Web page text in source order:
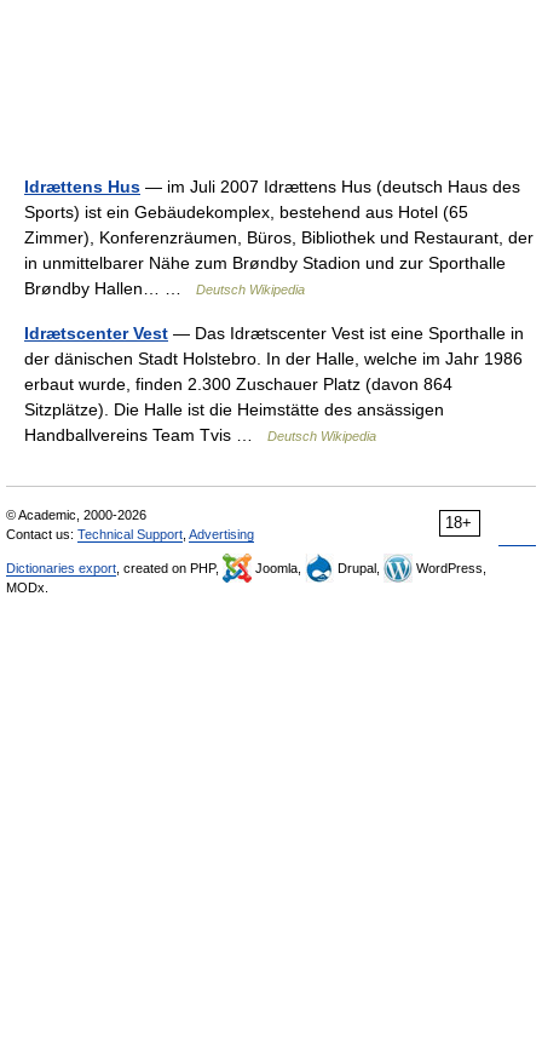
Idrættens Hus — im Juli 2007 Idrættens Hus (deutsch Haus des
Sports) ist ein Gebäudekomplex, bestehend aus Hotel (65
Zimmer), Konferenzräumen, Büros, Bibliothek und Restaurant, der
in unmittelbarer Nähe zum Brøndby Stadion und zur Sporthalle
Brøndby Hallen… …
Deutsch Wikipedia
Idrætscenter Vest — Das Idrætscenter Vest ist eine Sporthalle in
der dänischen Stadt Holstebro. In der Halle, welche im Jahr 1986
erbaut wurde, finden 2.300 Zuschauer Platz (davon 864
Sitzplätze). Die Halle ist die Heimstätte des ansässigen
Handballvereins Team Tvis …
Deutsch Wikipedia
18+
© Academic, 2000-2026
Contact us: Technical Support Advertising
Dictionaries export , created on PHP, Joomla, Drupal,
WordPress,
MODx.